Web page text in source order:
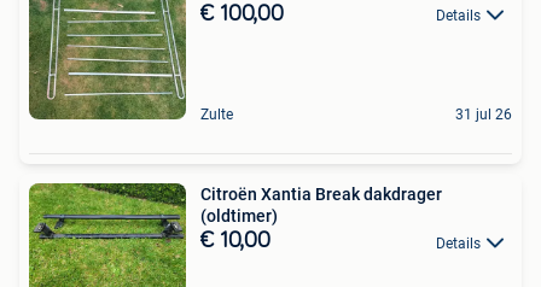
€ 100,00 Details
Zulte 31 jul 26
Citroën Xantia Break dakdrager
(oldtimer)
€ 10,00 Details